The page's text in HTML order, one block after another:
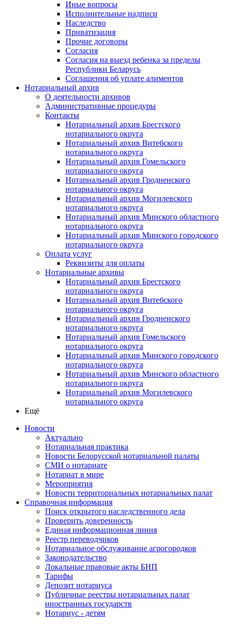
Иные вопросы
Исполнительные надписи
Наследство
Приватизация
Прочие договоры
Согласия
Согласия на выезд ребенка за пределы
Республики Беларусь
Соглашения об уплате алиментов
Нотариальный архив
О деятельности архивов
Административные процедуры
Контакты
Нотариальный архив Брестского
нотариального округа
Нотариальный архив Витебского
нотариального округа
Нотариальный архив Гомельского
нотариального округа
Нотариальный архив Гродненского
нотариального округа
Нотариальный архив Могилевского
нотариального округа
Нотариальный архив Минского областного
нотариального округа
Нотариальный архив Минского городского
нотариального округа
Оплата услуг
Реквизиты для оплаты
Нотариальные архивы
Нотариальный архив Брестского
нотариального округа
Нотариальный архив Витебского
нотариального округа
Нотариальный архив Гродненского
нотариального округа
Нотариальный архив Гомельского
нотариального округа
Нотариальный архив Минского городского
нотариального округа
Нотариальный архив Минского областного
нотариального округа
Нотариальный архив Могилевского
нотариального округа
Ещё
Новости
Актуально
Нотариальная практика
Новости Белорусской нотариальной палаты
СМИ о нотариате
Нотариат в мире
Мероприятия
Новости территориальных нотариальных палат
Справочная информация
Поиск открытого наследственного дела
Проверить доверенность
Единая информационная линия
Реестр переводчиков
Нотариальное обслуживание агрогородков
Законодательство
Локальные правовые акты БНП
Тарифы
Депозит нотариуса
Публичные реестры нотариальных палат
иностранных государств
Нотариус - детям